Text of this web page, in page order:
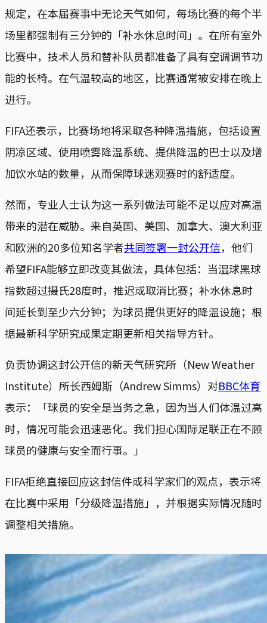
规定，在本届赛事中无论天气如何，每场比赛的每个半
场里都强制有三分钟的「补水休息时间」。在所有室外
比赛中，技术人员和替补队员都准备了具有空调调节功
能的长椅。在气温较高的地区，比赛通常被安排在晚上
进行。
FIFA还表示，比赛场地将采取各种降温措施，包括设置
阴凉区域、使用喷雾降温系统、提供降温的巴士以及增
加饮水站的数量，从而保障球迷观赛时的舒适度。
然而，专业人士认为这一系列做法可能不足以应对高温
带来的潜在威胁。来自英国、美国、加拿大、澳大利亚
和欧洲的20多位知名学者共同签署一封公开信，他们
希望FIFA能够立即改变其做法，具体包括：当湿球黑球
指数超过摄氏28度时，推迟或取消比赛；补水休息时
间延长到至少六分钟；为球员提供更好的降温设施；根
据最新科学研究成果定期更新相关指导方针。
负责协调这封公开信的新天气研究所（New Weather
Institute）所长西姆斯（Andrew Simms）对BBC体育
表示：「球员的安全是当务之急，因为当人们体温过高
时，情况可能会迅速恶化。我们担心国际足联正在不顾
球员的健康与安全而行事。」
FIFA拒绝直接回应这封信件或科学家们的观点，表示将
在比赛中采用「分级降温措施」，并根据实际情况随时
调整相关措施。